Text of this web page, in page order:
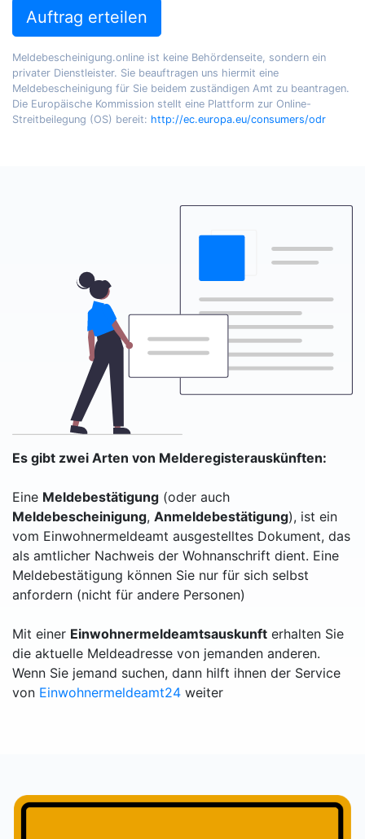
Auftrag erteilen
Meldebescheinigung.online ist keine Behördenseite, sondern ein
privater Dienstleister. Sie beauftragen uns hiermit eine
Meldebescheinigung für Sie beidem zuständigen Amt zu beantragen.
Die Europäische Kommission stellt eine Plattform zur Online-
Streitbeilegung (OS) bereit: http://ec.europa.eu/consumers/odr
Es gibt zwei Arten von Melderegisterauskünften:
Eine Meldebestätigung (oder auch
Meldebescheinigung, Anmeldebestätigung), ist ein
vom Einwohnermeldeamt ausgestelltes Dokument, das
als amtlicher Nachweis der Wohnanschrift dient. Eine
Meldebestätigung können Sie nur für sich selbst
anfordern (nicht für andere Personen)
Mit einer Einwohnermeldeamtsauskunft erhalten Sie
die aktuelle Meldeadresse von jemanden anderen.
Wenn Sie jemand suchen, dann hilft ihnen der Service
von Einwohnermeldeamt24 weiter